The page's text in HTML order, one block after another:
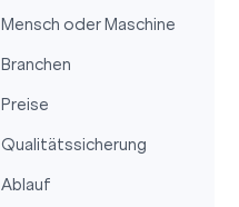
Mensch oder Maschine
Branchen
Preise
Qualitätssicherung
Ablauf